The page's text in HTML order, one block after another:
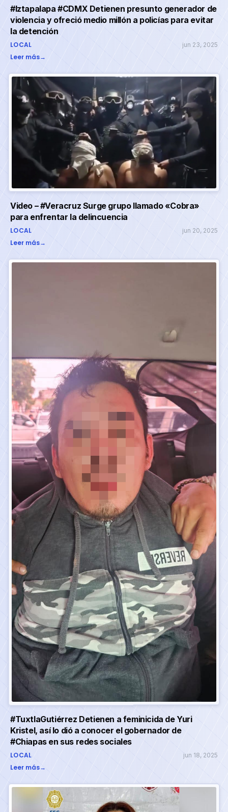
#Iztapalapa #CDMX Detienen presunto generador de
violencia y ofreció medio millón a policías para evitar
la detención
LOCAL jun 23, 2025
Leer más→
Video – #Veracruz Surge grupo llamado «Cobra»
para enfrentar la delincuencia
LOCAL jun 20, 2025
Leer más→
#TuxtlaGutiérrez Detienen a feminicida de Yuri
Kristel, así lo dió a conocer el gobernador de
#Chiapas en sus redes sociales
LOCAL jun 18, 2025
Leer más→